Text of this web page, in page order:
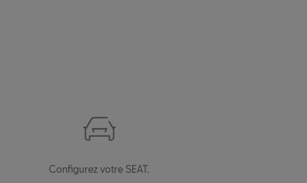
Configurez votre SEAT.